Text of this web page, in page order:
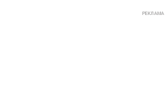
РЕКЛАМА